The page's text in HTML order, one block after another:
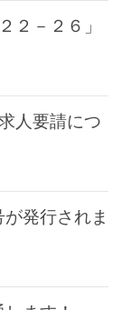
２－２６」
人要請につ
が発行されま